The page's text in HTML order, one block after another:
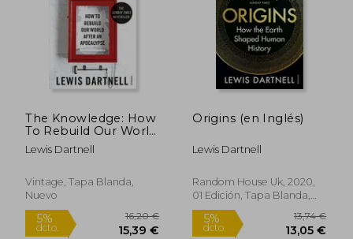
5%
dcto.
The Knowledge: How
To Rebuild Our World
After An Apocalypse
Lewis Dartnell
Vintage, Tapa Blanda,
Nuevo
Origins (en Inglés)
Lewis Dartnell
Random House Uk, 2020,
01 Edición, Tapa Blanda,
Nuevo